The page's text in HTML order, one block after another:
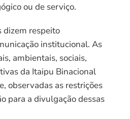
ou de serviço.
dizem respeito
institucional. As
ambientais, sociais,
da Itaipu Binacional
observadas as restrições
para a divulgação dessas